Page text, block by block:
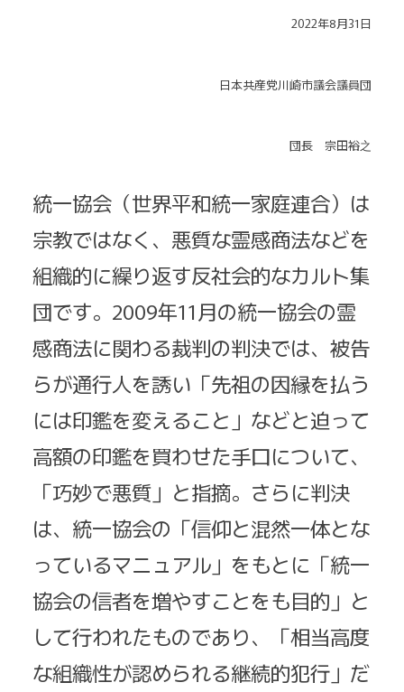
2022年8月31日
日本共産党川崎市議会議員団
団長 宗田裕之
統一協会（世界平和統一家庭連合）は
宗教ではなく、悪質な霊感商法などを
組織的に繰り返す反社会的なカルト集
団です。2009年11月の統一協会の霊
感商法に関わる裁判の判決では、被告
らが通行人を誘い「先祖の因縁を払う
には印鑑を変えること」などと迫って
高額の印鑑を買わせた手口について、
「巧妙で悪質」と指摘。さらに判決
は、統一協会の「信仰と混然一体とな
っているマニュアル」をもとに「統一
協会の信者を増やすことをも目的」と
して行われたものであり、「相当高度
な組織性が認められる継続的犯行」だ